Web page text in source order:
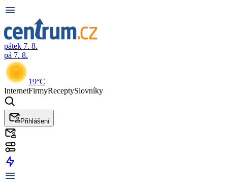
pátek 7. 8.
pá 7. 8.
19°C
InternetFirmyReceptySlovníky
Přihlášení